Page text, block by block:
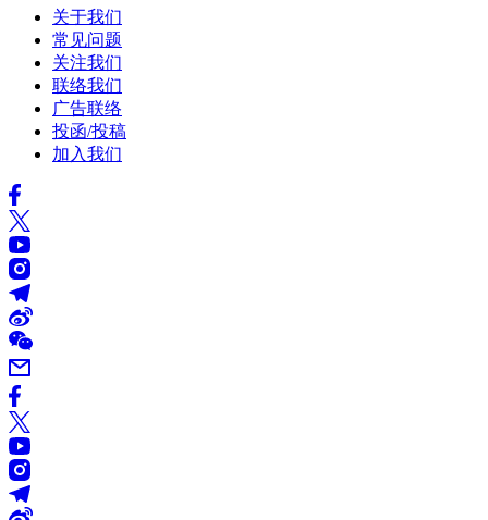
关于我们
常见问题
关注我们
联络我们
广告联络
投函/投稿
加入我们